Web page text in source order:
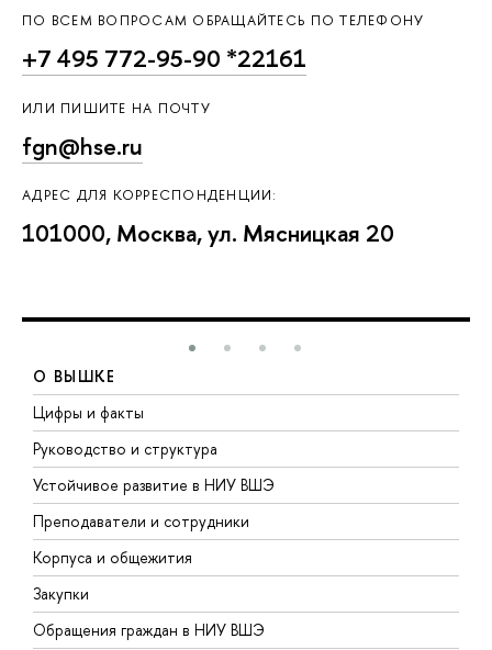
ПО ВСЕМ ВОПРОСАМ ОБРАЩАЙТЕСЬ ПО ТЕЛЕФОНУ
+7 495 772-95-90 *22161
ИЛИ ПИШИТЕ НА ПОЧТУ
fgn@hse.ru
АДРЕС ДЛЯ КОРРЕСПОНДЕНЦИИ:
101000, Москва, ул. Мясницкая 20
О ВЫШКЕ
Цифры и факты
Руководство и структура
Устойчивое развитие в НИУ ВШЭ
Преподаватели и сотрудники
Корпуса и общежития
Закупки
Обращения граждан в НИУ ВШЭ